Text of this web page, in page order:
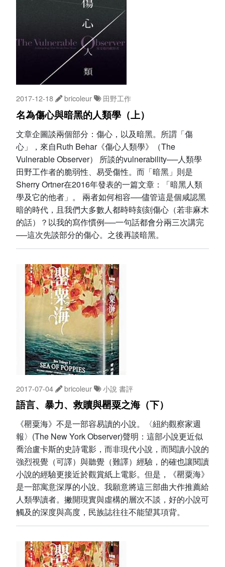
2017-12-18 bricoleur 田野工作
名為傷心與暗黑的人類學（上）
文章企圖談兩個部分：傷心，以及暗黑。所謂「傷
心」，來自Ruth Behar《傷心人類學》（The
Vulnerable Observer） 所談的vulnerability──人類學
田野工作者的脆弱性、易受傷性。而「暗黑」則是
Sherry Ortner在2016年發表的一篇文章：「暗黑人類
學及它的他者」。 兩者如何相容──儘管這是個咸認黑
暗的時代，且我們大多數人都時時刻刻傷心（若非麻木
的話）？以我的寫作慣例──一句話都會分兩三次講完
──這次先談部分的傷心。之後再談暗黑。
2017-07-04 bricoleur 小說 書評
語言、暴力、救贖與罌粟之海（下）
《罌粟海》不是一部容易讀的小說。〈紐約觀察家週
報〉(The New York Observer)聲明：這部小說更近似
喬治盧卡斯的史詩電影，而非現代小說，而閱讀小說的
強烈視覺（可譯）與聽覺（難譯）經驗，的確也讓閱讀
小說的經驗更接近於觀賞紙上電影。但是，《罌粟海》
是一部寓意深厚的小說。我願意將這三部曲大作推薦給
人類學讀者。撇開現實與虛構的層次不談，好的小說可
觸及的深度與高度，民族誌往往不能望其項背。